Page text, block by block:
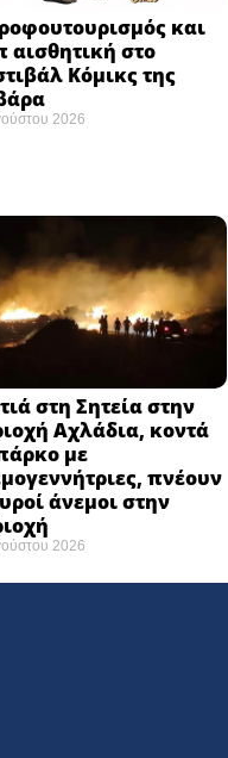
και
αισθητική στο
Κόμικς της
2026
στη Σητεία στην
Αχλάδια, κοντά
με
πνέουν
άνεμοι στην
2026